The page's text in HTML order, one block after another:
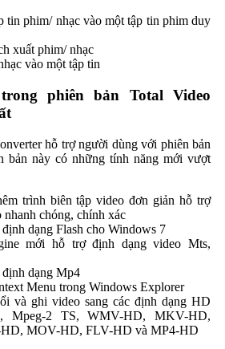
tin phim/ nhạc vào một tập tin phim duy
xuất phim/ nhạc
vào một tập tin
phiên bản Total Video
hỗ trợ người dùng với phiên bản
bản này có những tính năng mới vượt
trình biên tập video đơn giản hỗ trợ
nhanh chóng, chính xác
dạng Flash cho Windows 7
mới hỗ trợ định dạng video Mts,
dạng Mp4
Menu trong Windows Explorer
và ghi video sang các định dạng HD
Mpeg-2 TS, WMV-HD, MKV-HD,
MOV-HD, FLV-HD và MP4-HD